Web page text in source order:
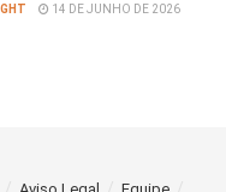
14 DE JUNHO DE 2026